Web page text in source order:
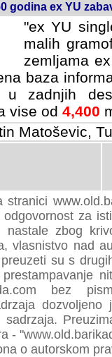
godina ex YU
"ex YU
malih
zemljama
baza
u zadnjih
vise od 4,400
Matoševic,
za
nastale zbog
vlasnistvo nad
su s
bez
sadrzaja.
-
o autorskom